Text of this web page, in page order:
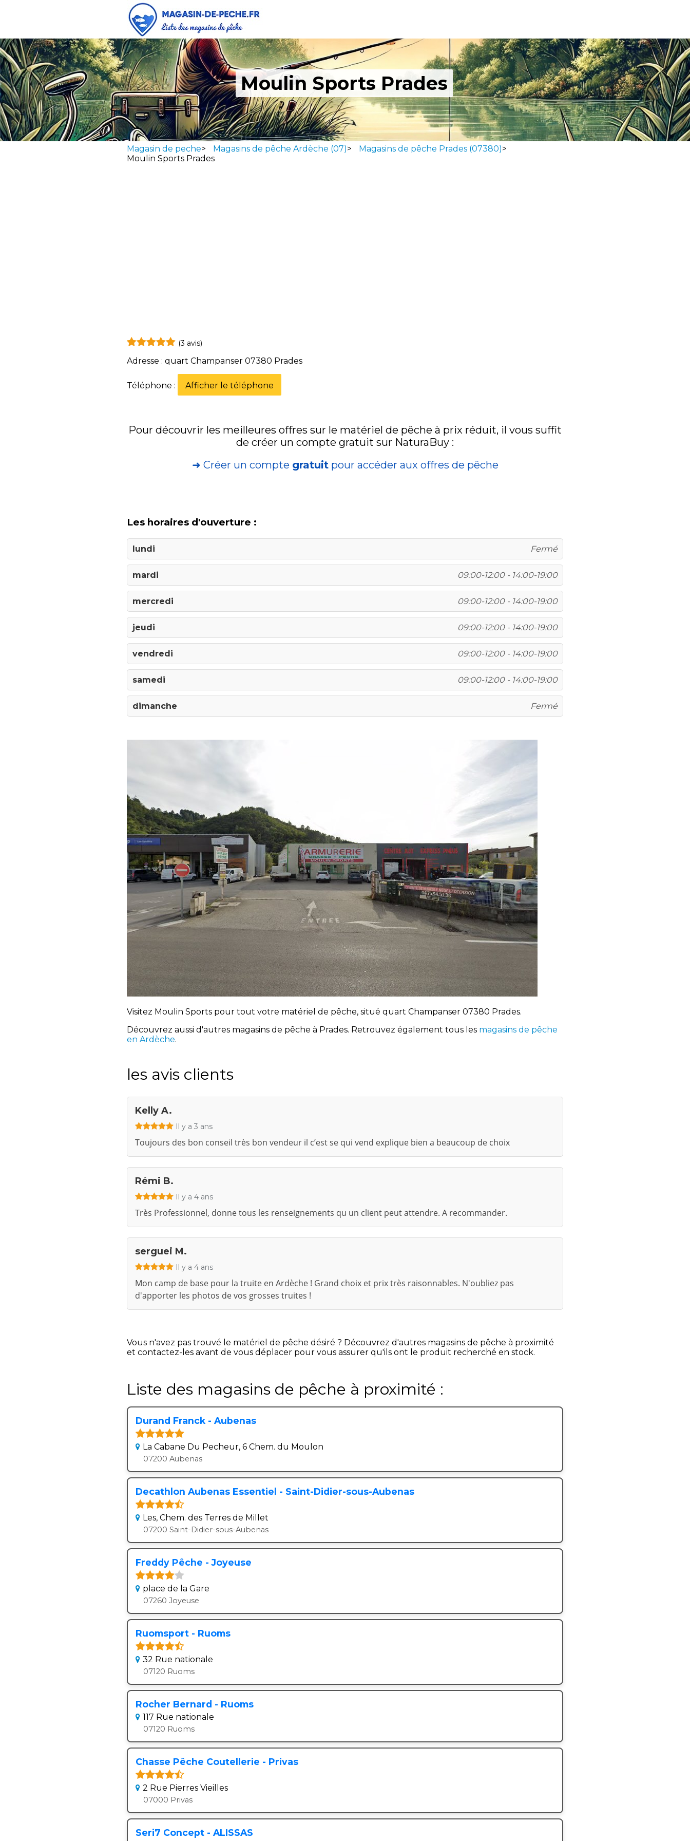
Moulin Sports Prades
Magasin de peche> Magasins de pêche Ardèche (07)> Magasins de pêche Prades (07380)>
Moulin Sports Prades
(3 avis)
Adresse : quart Champanser 07380 Prades
Téléphone : Afficher le téléphone
Pour découvrir les meilleures offres sur le matériel de pêche à prix réduit, il vous suffit
de créer un compte gratuit sur NaturaBuy :
➜ Créer un compte gratuitpour accéder aux offres de pêche
Les horaires d'ouverture :
lundi Fermé
mardi 09:00-12:00 - 14:00-19:00
mercredi 09:00-12:00 - 14:00-19:00
jeudi 09:00-12:00 - 14:00-19:00
vendredi 09:00-12:00 - 14:00-19:00
samedi 09:00-12:00 - 14:00-19:00
dimanche Fermé
Visitez Moulin Sports pour tout votre matériel de pêche, situé quart Champanser 07380 Prades.
Découvrez aussi d'autres magasins de pêche à Prades. Retrouvez également tous les magasins de pêche
en Ardèche.
les avis clients
Kelly A.
Il y a 3 ans
Toujours des bon conseil très bon vendeur il c’est se qui vend explique bien a beaucoup de choix
Rémi B.
Il y a 4 ans
Très Professionnel, donne tous les renseignements qu un client peut attendre. A recommander.
serguei M.
Il y a 4 ans
Mon camp de base pour la truite en Ardèche ! Grand choix et prix très raisonnables. N'oubliez pas
d'apporter les photos de vos grosses truites !
Vous n'avez pas trouvé le matériel de pêche désiré ? Découvrez d'autres magasins de pêche à proximité
et contactez-les avant de vous déplacer pour vous assurer qu'ils ont le produit recherché en stock.
Liste des magasins de pêche à proximité :
Durand Franck - Aubenas
La Cabane Du Pecheur, 6 Chem. du Moulon
07200 Aubenas
Decathlon Aubenas Essentiel - Saint-Didier-sous-Aubenas
Les, Chem. des Terres de Millet
07200 Saint-Didier-sous-Aubenas
Freddy Pêche - Joyeuse
place de la Gare
07260 Joyeuse
Ruomsport - Ruoms
32 Rue nationale
07120 Ruoms
Rocher Bernard - Ruoms
117 Rue nationale
07120 Ruoms
Chasse Pêche Coutellerie - Privas
2 Rue Pierres Vieilles
07000 Privas
Seri7 Concept - ALISSAS